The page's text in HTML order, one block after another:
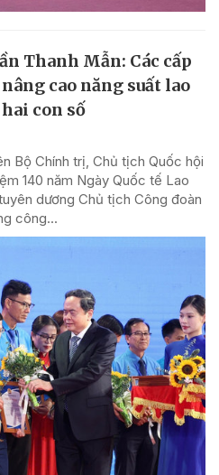
Thanh Mẫn: Các cấp
cao năng suất lao
con số
Bộ Chính trị, Chủ tịch Quốc hội
140 năm Ngày Quốc tế Lao
dương Chủ tịch Công đoàn
công...